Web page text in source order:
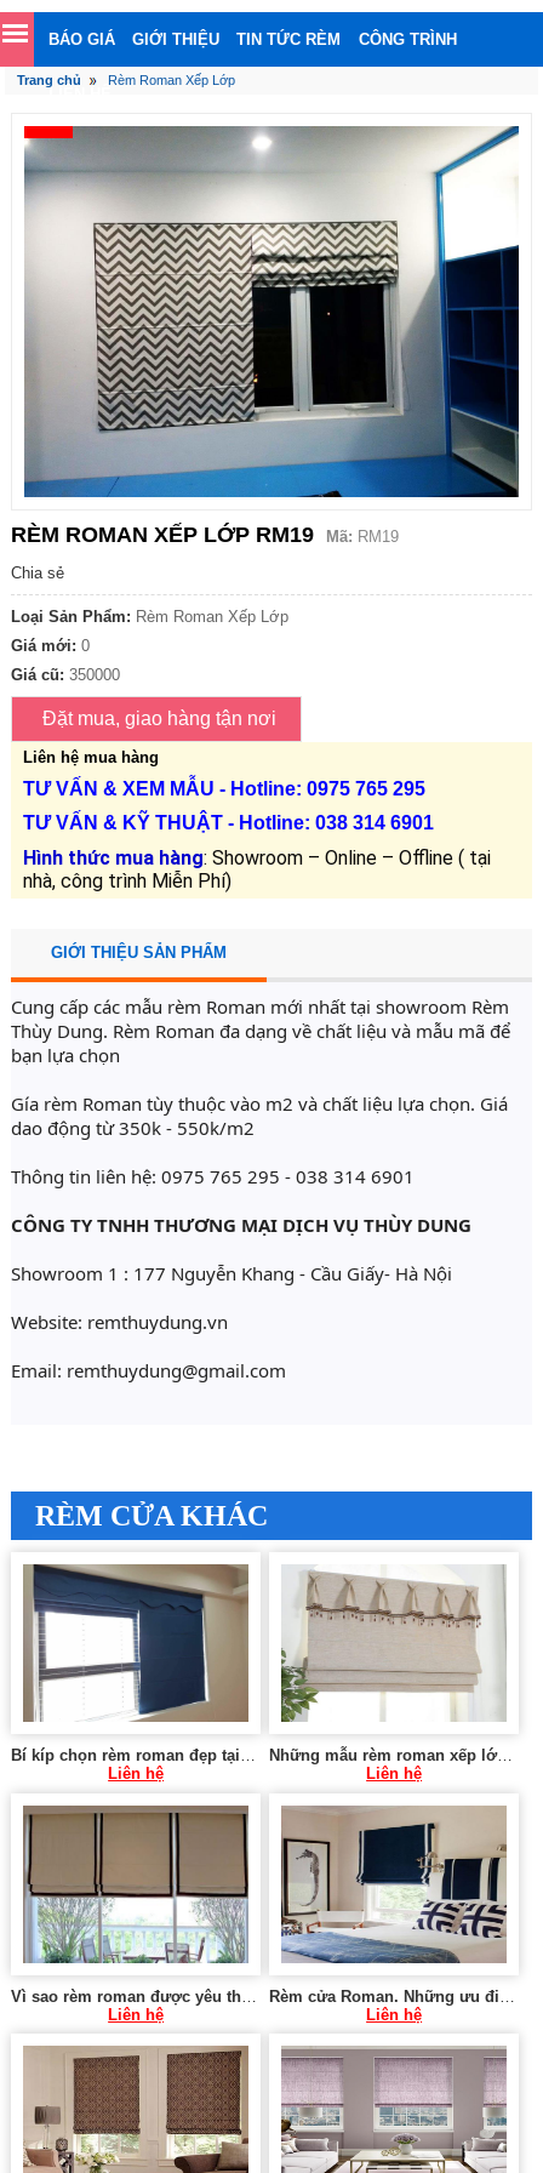
BÁO GIÁ GIỚI THIỆU TIN TỨC RÈM CÔNG TRÌNH
Trang chủ Rèm Roman Xếp Lớp
RÈM ROMAN XẾP LỚP RM19 Mã: RM19
Chia sẻ
Loại Sản Phẩm: Rèm Roman Xếp Lớp
Giá mới: 0
Giá cũ: 350000
Liên hệ mua hàng
TƯ VẤN & XEM MẪU - Hotline: 0975 765 295
TƯ VẤN & KỸ THUẬT- Hotline: 038 314 6901
Hình thức mua hàng: Showroom – Online – Offline ( tại
nhà, công trình Miễn Phí)
GIỚI THIỆU SẢN PHẨM
Cung cấp các mẫu rèm Roman mới nhất tại showroom Rèm
Thùy Dung. Rèm Roman đa dạng về chất liệu và mẫu mã để
bạn lựa chọn
Gía rèm Roman tùy thuộc vào m2 và chất liệu lựa chọn. Giá
dao động từ 350k - 550k/m2
Thông tin liên hệ: 0975 765 295 - 038 314 6901
CÔNG TY TNHH THƯƠNG MẠI DỊCH VỤ THÙY DUNG
Showroom 1 : 177 Nguyễn Khang - Cầu Giấy- Hà Nội
Website: remthuydung.vn
Email: remthuydung@gmail.com
RÈM CỬA KHÁC
Bí kíp chọn rèm roman đẹp tại Thanh Trì Hà Nội 0975 765 295 RM08
Liên hệ
Những mẫu rèm roman xếp lớp đẹp tại Đống Đa Hà Nội 0975765295 SK422
Liên hệ
Vì sao rèm roman được yêu thích tại Hoàng Mai Hà Nội 0975765295 SK1421
Liên hệ
Liên hệ